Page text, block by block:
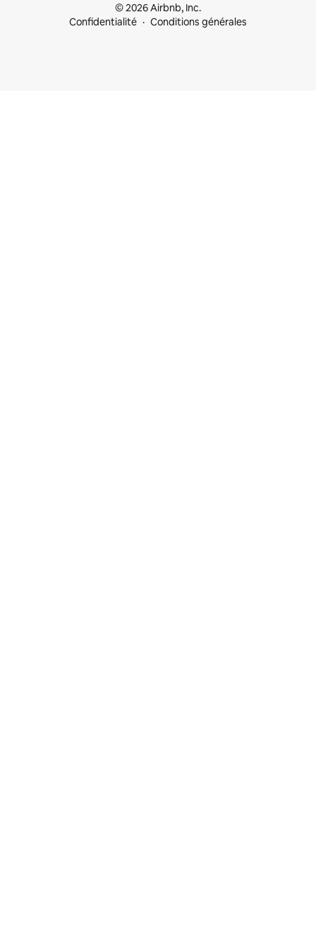
© 2026 Airbnb, Inc.
Confidentialité
Conditions générales